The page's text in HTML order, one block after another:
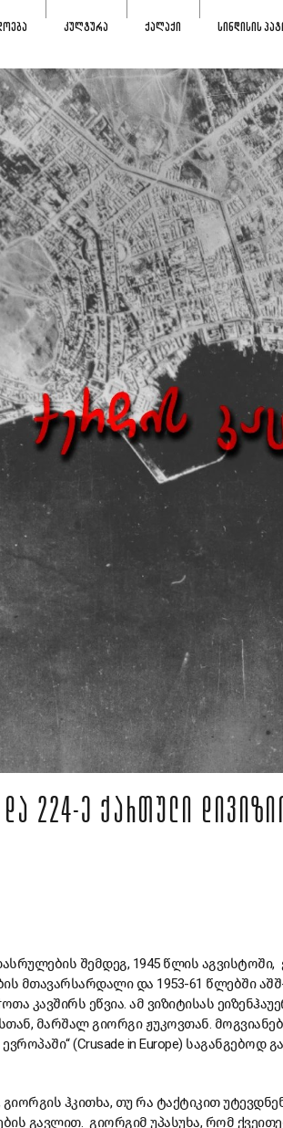
ᲙᲣᲚᲢᲣᲠᲐ ᲥᲐᲚᲐᲥᲘ ᲡᲘᲜᲓᲘᲡᲘᲡ
224-Ე ᲥᲐᲠᲗᲣᲚᲘ
შემდეგ, 1945 წლის აგვისტოში,
მთავარსარდალი და 1953-61 წლებში
კავშირს ეწვია. ამ ვიზიტისას
მარშალ გიორგი ჟუკოვთან.
(Crusade in Europe) საგანგებოდ
გიორგის ჰკითხა, თუ რა ტაქტიკით
გავლით. გიორგიმ უპასუხა, რომ